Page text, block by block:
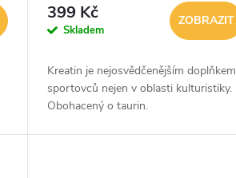
399 Kč
Skladem
ZOBRAZIT
Kreatin je nejosvědčenějším doplňkem
sportovců nejen v oblasti kulturistiky.
Obohacený o taurin.